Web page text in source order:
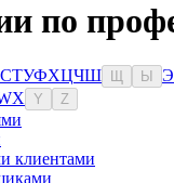
по
СТУФХЦЧШ Ы Э
X Y Z
клиентами